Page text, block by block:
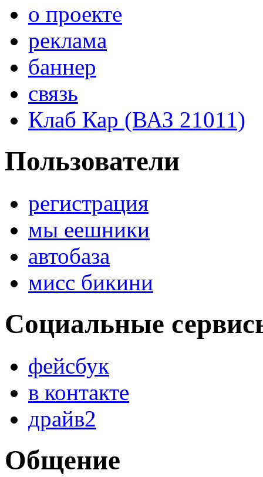
о проекте
реклама
баннер
связь
Клаб Кар (ВАЗ 21011)
Пользователи
регистрация
мы еешники
автобаза
мисс бикини
Социальные
фейсбук
в контакте
драйв2
Общение